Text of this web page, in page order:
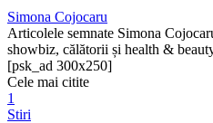
Simona Cojocaru
Articolele semnate Simona
showbiz, călătorii și health &
[psk_ad 300x250]
Cele mai citite
1
Stiri